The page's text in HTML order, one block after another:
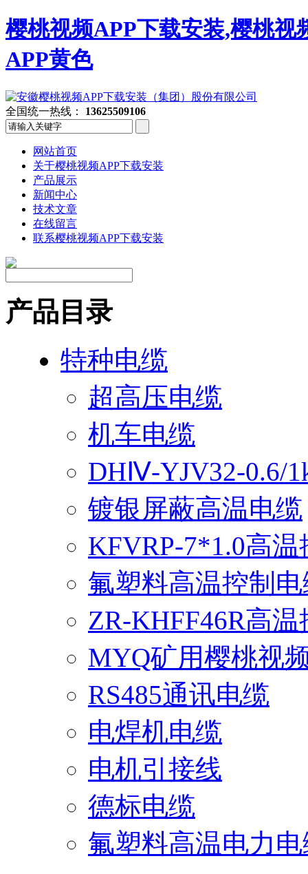
樱桃视频APP下载安装,樱桃
APP黄色
全国统一热线： 13625509106
网站首页
关于樱桃视频APP下载安装
产品展示
新闻中心
技术文章
在线留言
联系樱桃视频APP下载安装
产品目录
特种电缆
超高压电缆
机车电缆
DHⅣ-YJV32-0.6/
镀银屏蔽高温电缆
KFVRP-7*1.0高
氟塑料高温控制
ZR-KHFF46R高
MYQ矿用樱桃视
RS485通讯电缆
电焊机电缆
电机引接线
德标电缆
氟塑料高温电力